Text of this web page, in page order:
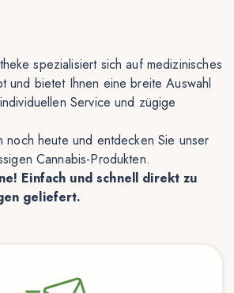
spezialisiert sich auf medizinisches
und bietet Ihnen eine breite Auswahl
Service und zügige
noch heute und entdecken Sie unser
Cannabis-Produkten.
Einfach und schnell direkt zu
geliefert.